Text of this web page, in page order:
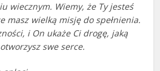
wiecznym. Wiemy, że Ty jesteś
masz wielką misję do spełnienia.
i On ukaże Ci drogę, jaką
swe serce.